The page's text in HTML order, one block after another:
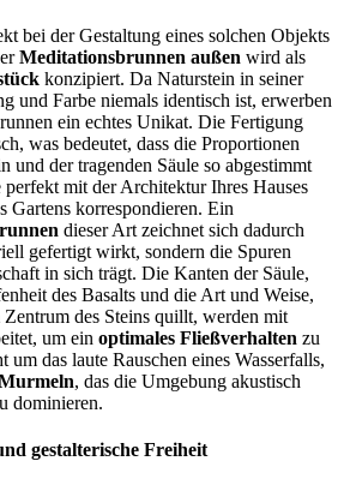
bei der Gestaltung eines solchen Objekts
Meditationsbrunnen außen wird als
konzipiert. Da Naturstein in seiner
und Farbe niemals identisch ist, erwerben
ein echtes Unikat. Die Fertigung
was bedeutet, dass die Proportionen
und der tragenden Säule so abgestimmt
perfekt mit der Architektur Ihres Hauses
Gartens korrespondieren. Ein
dieser Art zeichnet sich dadurch
gefertigt wirkt, sondern die Spuren
in sich trägt. Die Kanten der Säule,
des Basalts und die Art und Weise,
Zentrum des Steins quillt, werden mit
um ein optimales Fließverhalten zu
um das laute Rauschen eines Wasserfalls,
, das die Umgebung akustisch
dominieren.
gestalterische Freiheit